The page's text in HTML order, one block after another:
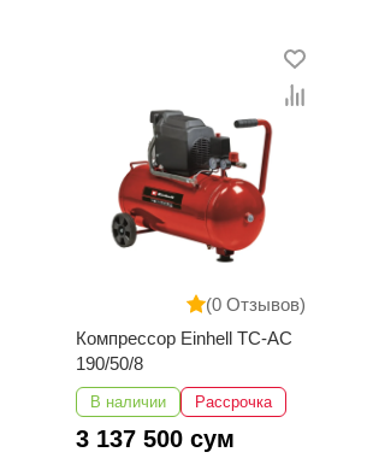
(0 Отзывов)
Компрессор Einhell TC-AC
190/50/8
В наличии Рассрочка
3 137 500 сум